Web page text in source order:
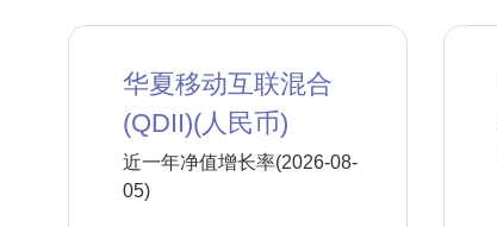
华夏移动互联混合
(QDII)(人民币)
近一年净值增长率(2026-08-
05)